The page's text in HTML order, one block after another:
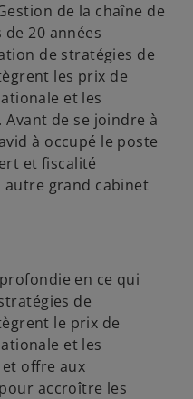
de la chaîne de
20 années
de stratégies de
les prix de
et les
de se joindre à
à occupé le poste
et fiscalité
autre grand cabinet
en ce qui
de
le prix de
et les
offre aux
accroître les